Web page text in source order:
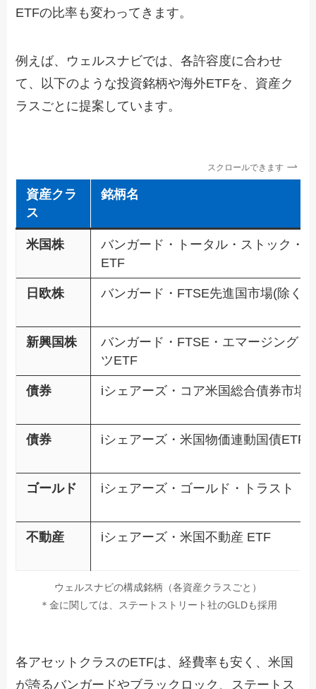
ETFの比率も変わってきます。
例えば、ウェルスナビでは、各許容度に合わせ
て、以下のような投資銘柄や海外ETFを、資産ク
ラスごとに提案しています。
スクロールできます
資産クラ
ス
銘柄名
米国株
バンガード・トータル・ストック・
ETF
日欧株 バンガード・FTSE先進国市場(除く
新興国株
バンガード・FTSE・エマージング・
ツETF
債券 iシェアーズ・コア米国総合債券市場
債券 iシェアーズ・米国物価連動国債ETF
ゴールド iシェアーズ・ゴールド・トラスト
不動産 iシェアーズ・米国不動産 ETF
ウェルスナビの構成銘柄（各資産クラスごと）
＊金に関しては、ステートストリート社のGLDも採用
各アセットクラスのETFは、経費率も安く、米国
が誇るバンガードやブラックロック、ステートス